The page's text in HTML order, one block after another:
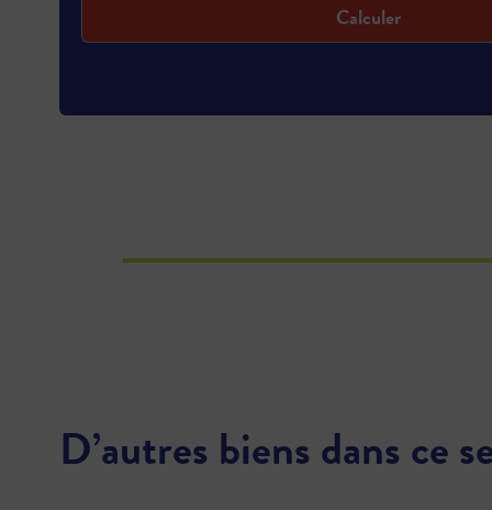
Calculer
D’autres biens dans ce